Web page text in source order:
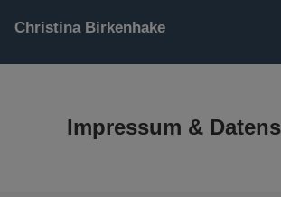
Christina Birkenhake
Impressum &